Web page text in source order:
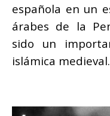
española en un
árabes de la
sido un
islámica medieval.